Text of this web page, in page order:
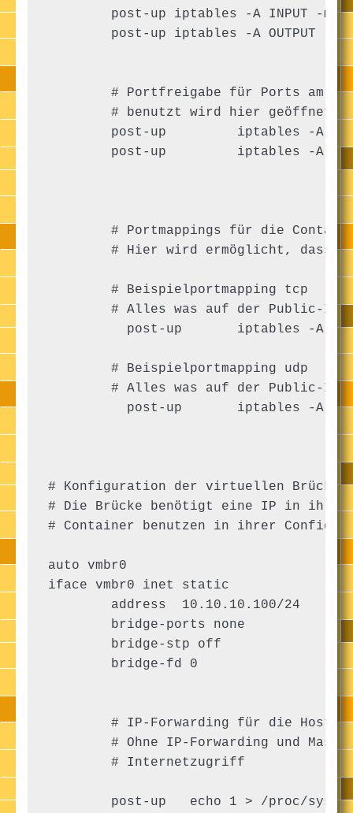
post-up iptables -A INPUT -m
post-up iptables -A OUTPUT -m
# Portfreigabe für Ports am
# benutzt wird hier geöffnet
post-up         iptables -A
post-up         iptables -A
# Portmappings für die
# Hier wird ermöglicht, dass
        # Beispielportmapping tcp
# Alles was auf der Public-IP
post-up       iptables -A
        # Beispielportmapping udp
# Alles was auf der Public-IP
post-up       iptables -A
# Konfiguration der virtuellen Brücke
# Die Brücke benötigt eine IP in ihrem
# Container benutzen in ihrer Config
auto vmbr0
iface vmbr0 inet static
        address  10.10.10.100/24
        bridge-ports none
        bridge-stp off
        bridge-fd 0
# IP-Forwarding für die Hosts
# Ohne IP-Forwarding und
        # Internetzugriff
post-up   echo 1 > /proc/sys/